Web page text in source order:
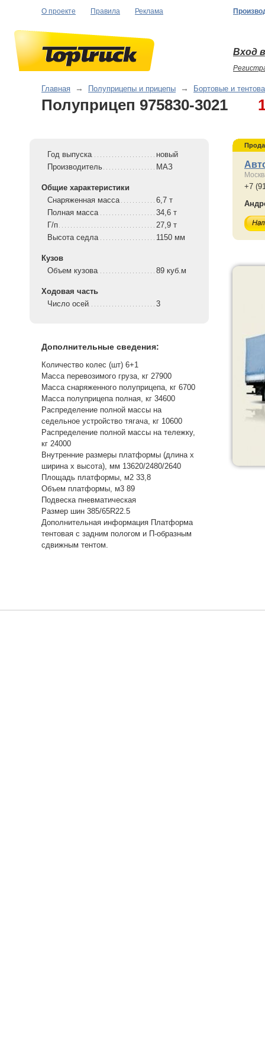
О проекте Правила Реклама
Вход
Главная → Полуприцепы и прицепы → Бортовые и
Полуприцеп 975830-3021
Год выпуска
новый
Производитель
МАЗ
Общие характеристики
Снаряженная масса
6,7 т
Полная масса
34,6 т
Г/п
27,9 т
Высота седла
1150 мм
Кузов
Объем кузова
89 куб.м
Ходовая часть
Число осей
3
Дополнительные сведения:
Количество колес (шт) 6+1
Масса перевозимого груза, кг 27900
Масса снаряженного полуприцепа, кг 6700
Масса полуприцепа полная, кг 34600
Распределение полной массы на
седельное устройство тягача, кг 10600
Распределение полной массы на тележку,
кг 24000
Внутренние размеры платформы (длина х
ширина х высота), мм 13620/2480/2640
Площадь платформы, м2 33,8
Объем платформы, м3 89
Подвеска пневматическая
Размер шин 385/65R22.5
Дополнительная информация Платформа
тентовая с задним пологом и П-образным
сдвижным тентом.
+7